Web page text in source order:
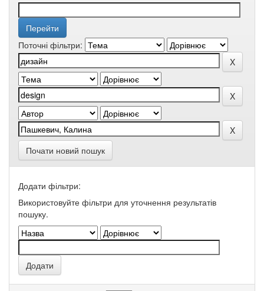
Поточні фільтри:
Почати новий пошук
Додати фільтри:
Використовуйте фільтри для уточнення результатів
пошуку.